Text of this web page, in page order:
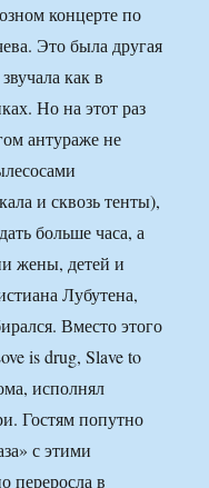
концерте по
Это была другая
как в
Но на этот раз
антураже не
и сквозь тенты),
больше часа, а
жены, детей и
Лубутена,
Вместо этого
is drug, Slave to
исполнял
Гостям попутно
с этими
переросла в